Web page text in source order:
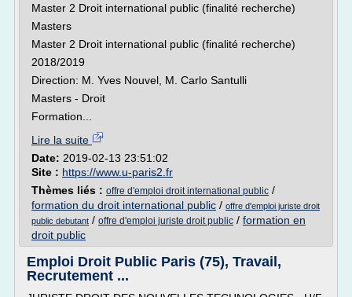
Master 2 Droit international public (finalité recherche)
Masters
Master 2 Droit international public (finalité recherche)
2018/2019
Direction: M. Yves Nouvel, M. Carlo Santulli
Masters - Droit
Formation...
Lire la suite
Date: 2019-02-13 23:51:02
Site : https://www.u-paris2.fr
Thèmes liés : offre d'emploi droit international public /
formation du droit international public / offre d'emploi juriste droit
public debutant / offre d'emploi juriste droit public / formation en
droit public
Emploi Droit Public Paris (75), Travail,
Recrutement ...